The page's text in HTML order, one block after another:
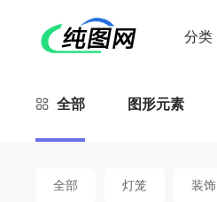
分类
全部 图形元素
全部 灯笼 装饰